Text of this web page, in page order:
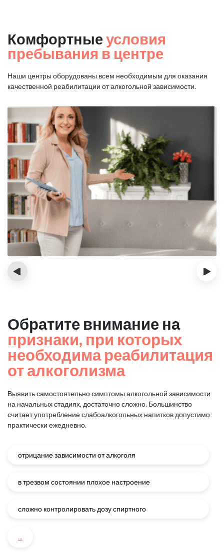
Комфортные условия
пребывания в центре
Наши центры оборудованы всем необходимым для оказания
качественной реабилитации от алкогольной зависимости.
‹ ›
Обратите внимание на
признаки, при которых
необходима реабилитация
от алкоголизма
Выявить самостоятельно симптомы алкогольной зависимости
на начальных стадиях, достаточно сложно. Большинство
считает употребление слабоалкогольных напитков допустимо
практически ежедневно.
отрицание зависимости от алкоголя
в трезвом состоянии плохое настроение
сложно контролировать дозу спиртного
...